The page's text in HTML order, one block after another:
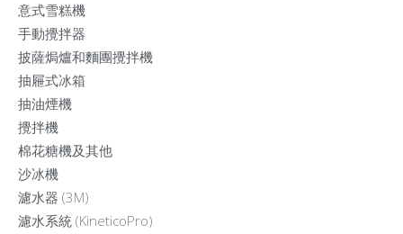
意式雪糕機
手動攪拌器
披薩焗爐和麵團攪拌機
抽屜式冰箱
抽油煙機
攪拌機
棉花糖機及其他
沙冰機
濾水器 (3M)
濾水系統 (KineticoPro)